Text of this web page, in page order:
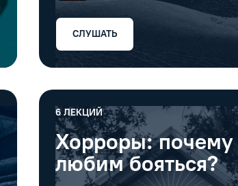
СЛУШАТЬ
6 ЛЕКЦИЙ
Хорроры:
любим бояться?